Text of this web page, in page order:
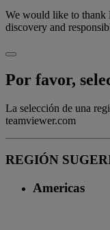
We would like to thank
discovery and
Por favor,
La selección de una
teamviewer.com
REGIÓN
Americas